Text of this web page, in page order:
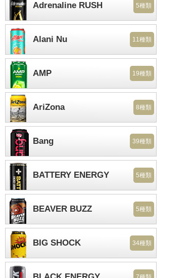
Adrenaline RUSH 5種類
Alani Nu 11種類
AMP 19種類
AriZona 8種類
Bang 39種類
BATTERY ENERGY 5種類
BEAVER BUZZ 5種類
BIG SHOCK 34種類